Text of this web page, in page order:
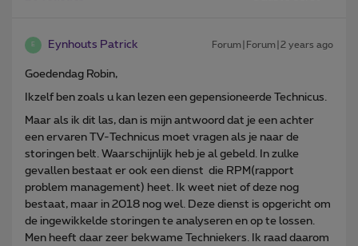
E Eynhouts Patrick Forum|Forum|2 years ago
Goedendag Robin,
Ikzelf ben zoals u kan lezen een gepensioneerde Technicus.
Maar als ik dit las, dan is mijn antwoord dat je een achter
een ervaren TV-Technicus moet vragen als je naar de
storingen belt. Waarschijnlijk heb je al gebeld. In zulke
gevallen bestaat er ook een dienst die RPM(rapport
problem management) heet. Ik weet niet of deze nog
bestaat, maar in 2018 nog wel. Deze dienst is opgericht om
de ingewikkelde storingen te analyseren en op te lossen.
Men heeft daar zeer bekwame Techniekers. Ik raad daarom